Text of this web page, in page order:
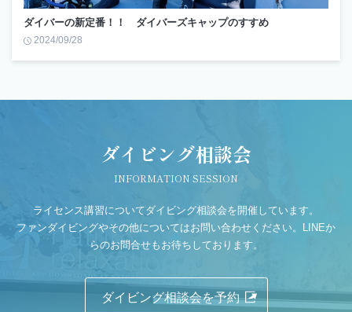
ダイバーの新定番！！ ダイバーズキャップのすすめ
2024/09/28
ダイビング相談会
INFORMATION SESSION
ライセンス講習についてダイビング相談会を開催しています。
ファンダイビングやその他についてはお問い合わせください。LINEか
らのお問合せもお待ちしております。
ダイビング相談会を予約